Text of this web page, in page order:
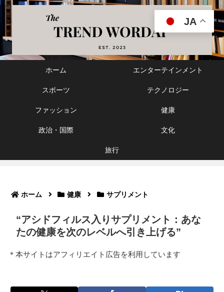
ホーム エンターテインメント
スポーツ テクノロジー
ファッション 健康
政治・国際 文化
旅行
ホーム 健康 サプリメント
“アシドフィルス入りサプリメント：あな
たの健康を次のレベルへ引き上げる”
＊本サイトはアフィリエイト広告を利用しています
JA